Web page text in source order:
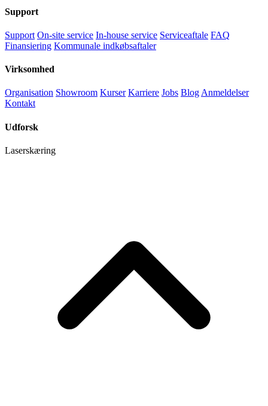
Support
Support On-site service In-house service Serviceaftale FAQ
Finansiering Kommunale indkøbsaftaler
Virksomhed
Organisation Showroom Kurser Karriere Jobs Blog Anmeldelser
Kontakt
Udforsk
Laserskæring